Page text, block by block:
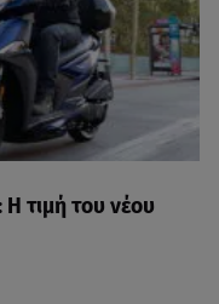
τιμή του νέου